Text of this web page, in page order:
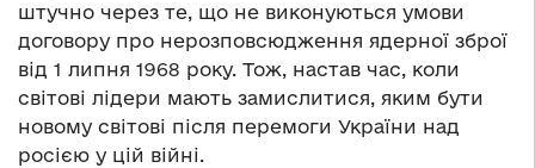
штучно через те, що не виконуються умови
договору про нерозповсюдження ядерної зброї
від 1 липня 1968 року. Тож, настав час, коли
світові лідери мають замислитися, яким бути
новому світові після перемоги України над
росією у цій війні.